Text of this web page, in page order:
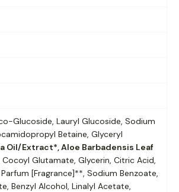
Glucoside, Lauryl Glucoside, Sodium
Betaine, Glyceryl
Oil/Extract*,Aloe Barbadensis Leaf
Cocoyl Glutamate, Glycerin, Citric Acid,
Parfum [Fragrance]**, Sodium Benzoate,
Benzyl Alcohol, Linalyl Acetate,